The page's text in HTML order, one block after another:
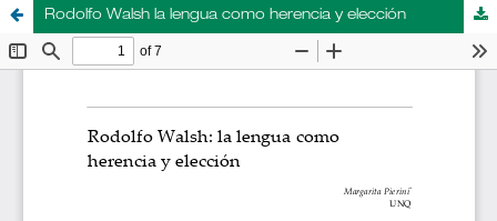
Rodolfo Walsh la lengua como herencia y elección